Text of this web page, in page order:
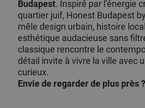
Budapest. Inspiré par l’énergie
quartier juif, Honest Budapest
mêle design urbain, histoire
esthétique audacieuse sans
classique rencontre le
détail invite à vivre la ville avec
curieux.
Envie de regarder de plus près ?